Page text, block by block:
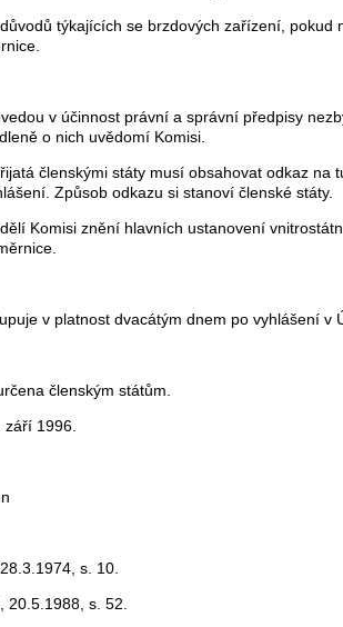
týkajících se brzdových zařízení, pokud
v účinnost právní a správní předpisy
o nich uvědomí Komisi.
členskými státy musí obsahovat odkaz
Způsob odkazu si stanoví členské státy.
Komisi znění hlavních ustanovení
v platnost dvacátým dnem po vyhlášení
členským státům.
1996.
s. 10.
20.5.1988, s. 52.
-